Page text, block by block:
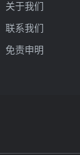
关于我们
联系我们
免责申明